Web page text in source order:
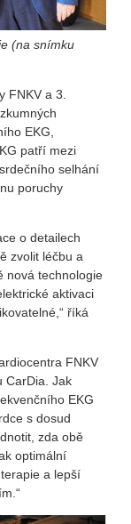
(na snímku
FNKV a 3.
EKG,
patří mezi
selhání
poruchy
o detailech
zvolit léčbu a
nová technologie
aktivaci
říká
FNKV
CarDia. Jak
EKG
s dosud
zda obě
optimální
a lepší